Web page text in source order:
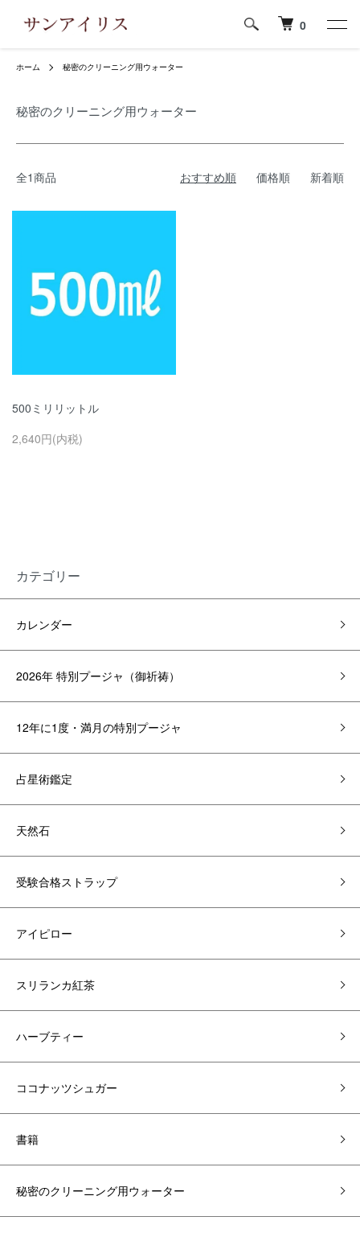
0
ホーム 秘密のクリーニング用ウォーター
秘密のクリーニング用ウォーター
全1商品 おすすめ順 価格順 新着順
500ミリリットル
2,640円(内税)
カテゴリー
カレンダー
2026年 特別プージャ（御祈祷）
12年に1度・満月の特別プージャ
占星術鑑定
天然石
受験合格ストラップ
アイピロー
スリランカ紅茶
ハーブティー
ココナッツシュガー
書籍
秘密のクリーニング用ウォーター